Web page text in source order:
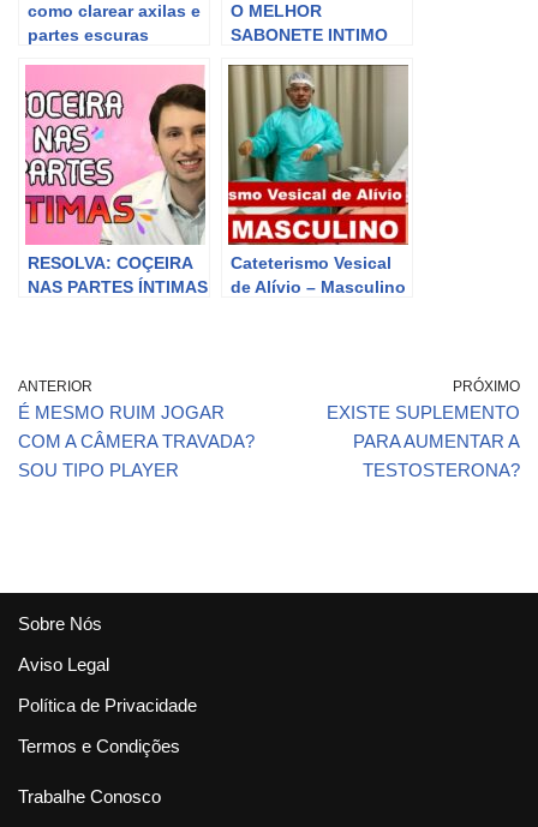
como clarear axilas e
partes escuras
O MELHOR
SABONETE INTIMO
COM O ODOR
VAGINAL,CONTROLA
O PH DAS PARTES
INTIMAS
RESOLVA: COÇEIRA
NAS PARTES ÍNTIMAS
Cateterismo Vesical
de Alívio – Masculino
ANTERIOR
É MESMO RUIM JOGAR
COM A CÂMERA TRAVADA?
SOU TIPO PLAYER
PRÓXIMO
EXISTE SUPLEMENTO
PARA AUMENTAR A
TESTOSTERONA?
Sobre Nós
Aviso Legal
Política de Privacidade
Termos e Condições
Trabalhe Conosco